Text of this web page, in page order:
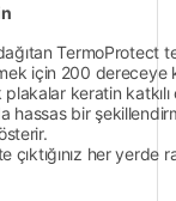
TermoProtect
için 200 dereceye
keratin katkılı
hassas bir
her yerde